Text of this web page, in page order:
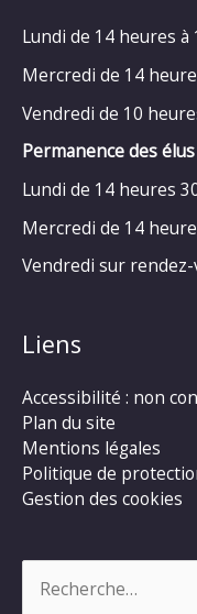
Lundi de 14 heures à
Mercredi de 14
Vendredi de 10
Permanence des élus
Lundi de 14 heures
Mercredi de 14
Vendredi sur rendez-
Liens
Accessibilité : non
Plan du site
Mentions légales
Politique de
Gestion des cookies